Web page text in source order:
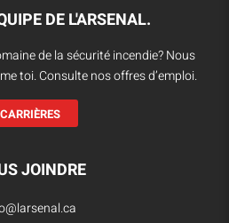
DE L'ARSENAL.
de la sécurité incendie? Nous
toi. Consulte nos offres d’emploi.
CARRIÈRES
JOINDRE